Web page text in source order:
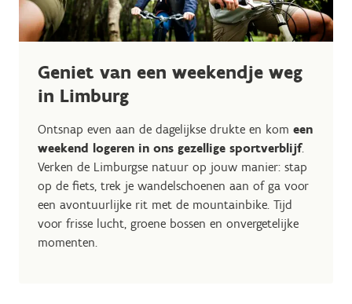
Geniet van een weekendje weg
in Limburg
Ontsnap even aan de dagelijkse drukte en kom een
weekend logeren in ons gezellige sportverblijf.
Verken de Limburgse natuur op jouw manier: stap
op de fiets, trek je wandelschoenen aan of ga voor
een avontuurlijke rit met de mountainbike. Tijd
voor frisse lucht, groene bossen en onvergetelijke
momenten.